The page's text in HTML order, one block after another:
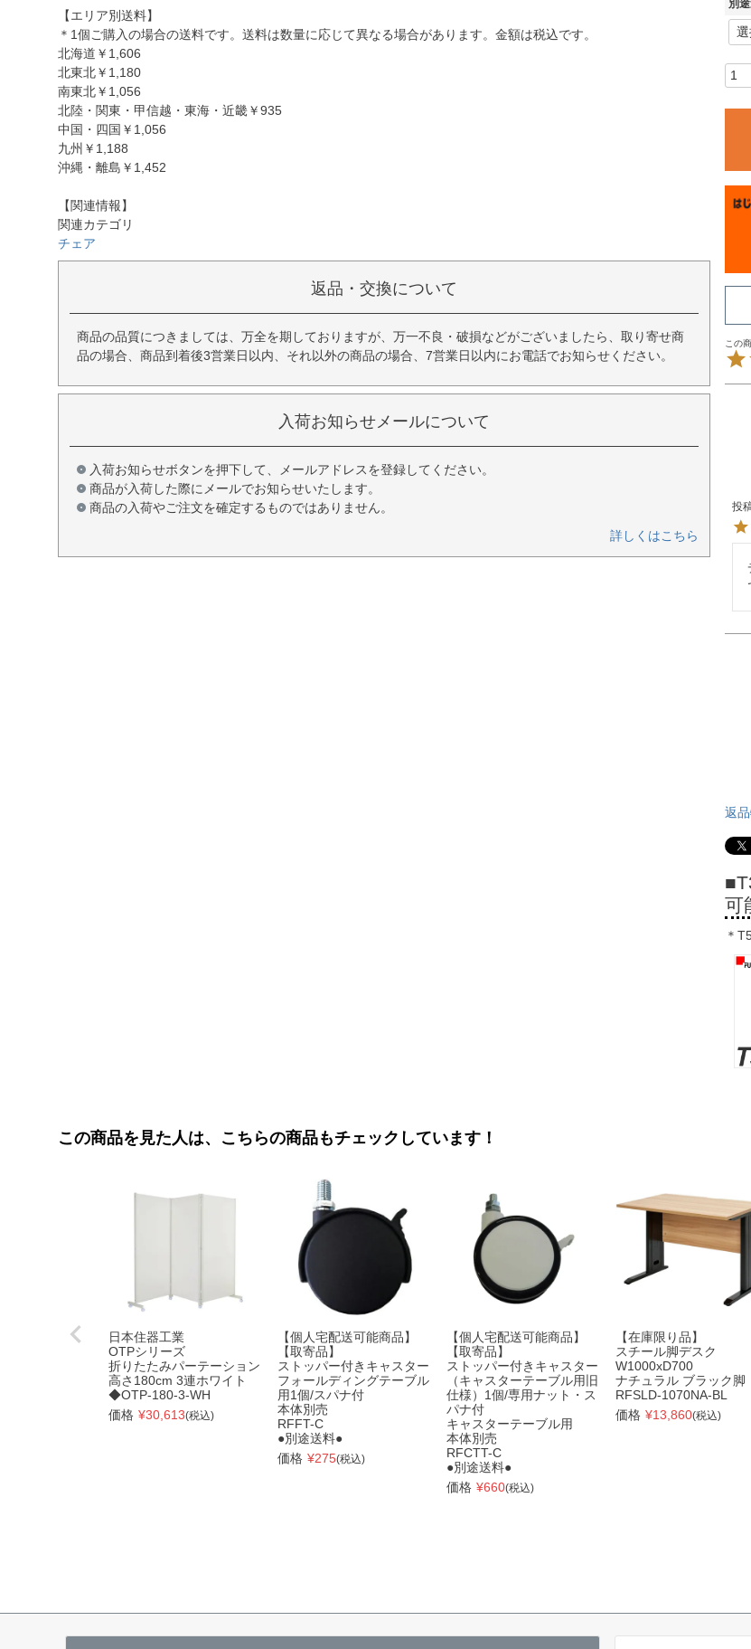
【エリア別送料】
＊1個ご購入の場合の送料です。送料は数量に応じて異なる場合があります。金額は税込です。
北海道￥1,606
北東北￥1,180
南東北￥1,056
北陸・関東・甲信越・東海・近畿￥935
中国・四国￥1,056
九州￥1,188
沖縄・離島￥1,452
【関連情報】
関連カテゴリ
チェア
返品・交換について
商品の品質につきましては、万全を期しておりますが、万一不良・破損などがございましたら、取り寄せ商
品の場合、商品到着後3営業日以内、それ以外の商品の場合、7営業日以内にお電話でお知らせください。
入荷お知らせメールについて
入荷お知らせボタンを押下して、メールアドレスを登録してください。
商品が入荷した際にメールでお知らせいたします。
商品の入荷やご注文を確定するものではありません。
詳しくはこちら
別
投
返
可
＊
この商品を見た人は、こちらの商品もチェックしています！
日本住器工業
OTPシリーズ
折りたたみパーテーション
高さ180cm 3連ホワイト
◆OTP-180-3-WH
価格 ¥30,613(税込)
【個人宅配送可能商品】
【取寄品】
ストッパー付きキャスター
フォールディングテーブル
用1個/スパナ付
本体別売
RFFT-C
●別途送料●
価格 ¥275(税込)
【個人宅配送可能商品】
【取寄品】
ストッパー付きキャスター
（キャスターテーブル用旧
仕様）1個/専用ナット・ス
パナ付
キャスターテーブル用
本体別売
RFCTT-C
●別途送料●
価格 ¥660(税込)
【在庫限り品】
スチール脚デスク
W1000xD700
ナチュラル ブラック脚
RFSLD-1070NA-BL
価格 ¥13,860(税込)